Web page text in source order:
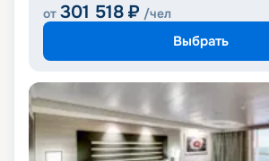
от 301 518 ₽ /чел
Выбрать